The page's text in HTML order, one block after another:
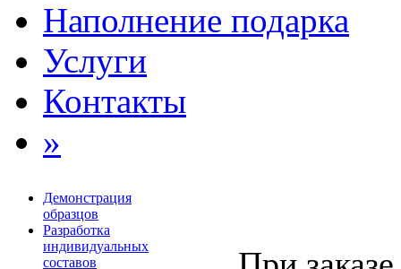
Наполнение подарка
Услуги
Контакты
»
Демонстрация
образцов
Разработка
индивидуальных
составов